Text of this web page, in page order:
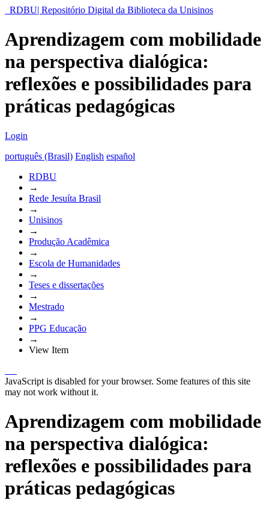
RDBU| Repositório Digital da Biblioteca da Unisinos
Aprendizagem com mobilidade
na perspectiva dialógica:
reflexões e possibilidades para
práticas pedagógicas
Login
português (Brasil) English español
RDBU
→
Rede Jesuíta Brasil
→
Unisinos
→
Produção Acadêmica
→
Escola de Humanidades
→
Teses e dissertações
→
Mestrado
→
PPG Educação
→
View Item
JavaScript is disabled for your browser. Some features of this site
may not work without it.
Aprendizagem com mobilidade
na perspectiva dialógica:
reflexões e possibilidades para
práticas pedagógicas